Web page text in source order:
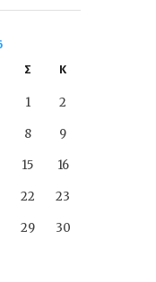
Σ Κ
1 2
8 9
15 16
22 23
29 30